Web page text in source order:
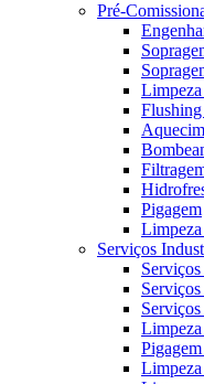
Pré-
Pigagem
Serviços
Limpeza